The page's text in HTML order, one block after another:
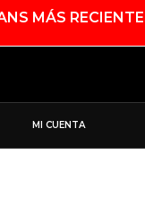
MÁS
MI CUENTA